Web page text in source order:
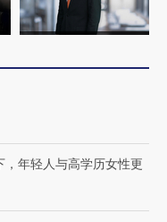
，年轻人与高学历女性更